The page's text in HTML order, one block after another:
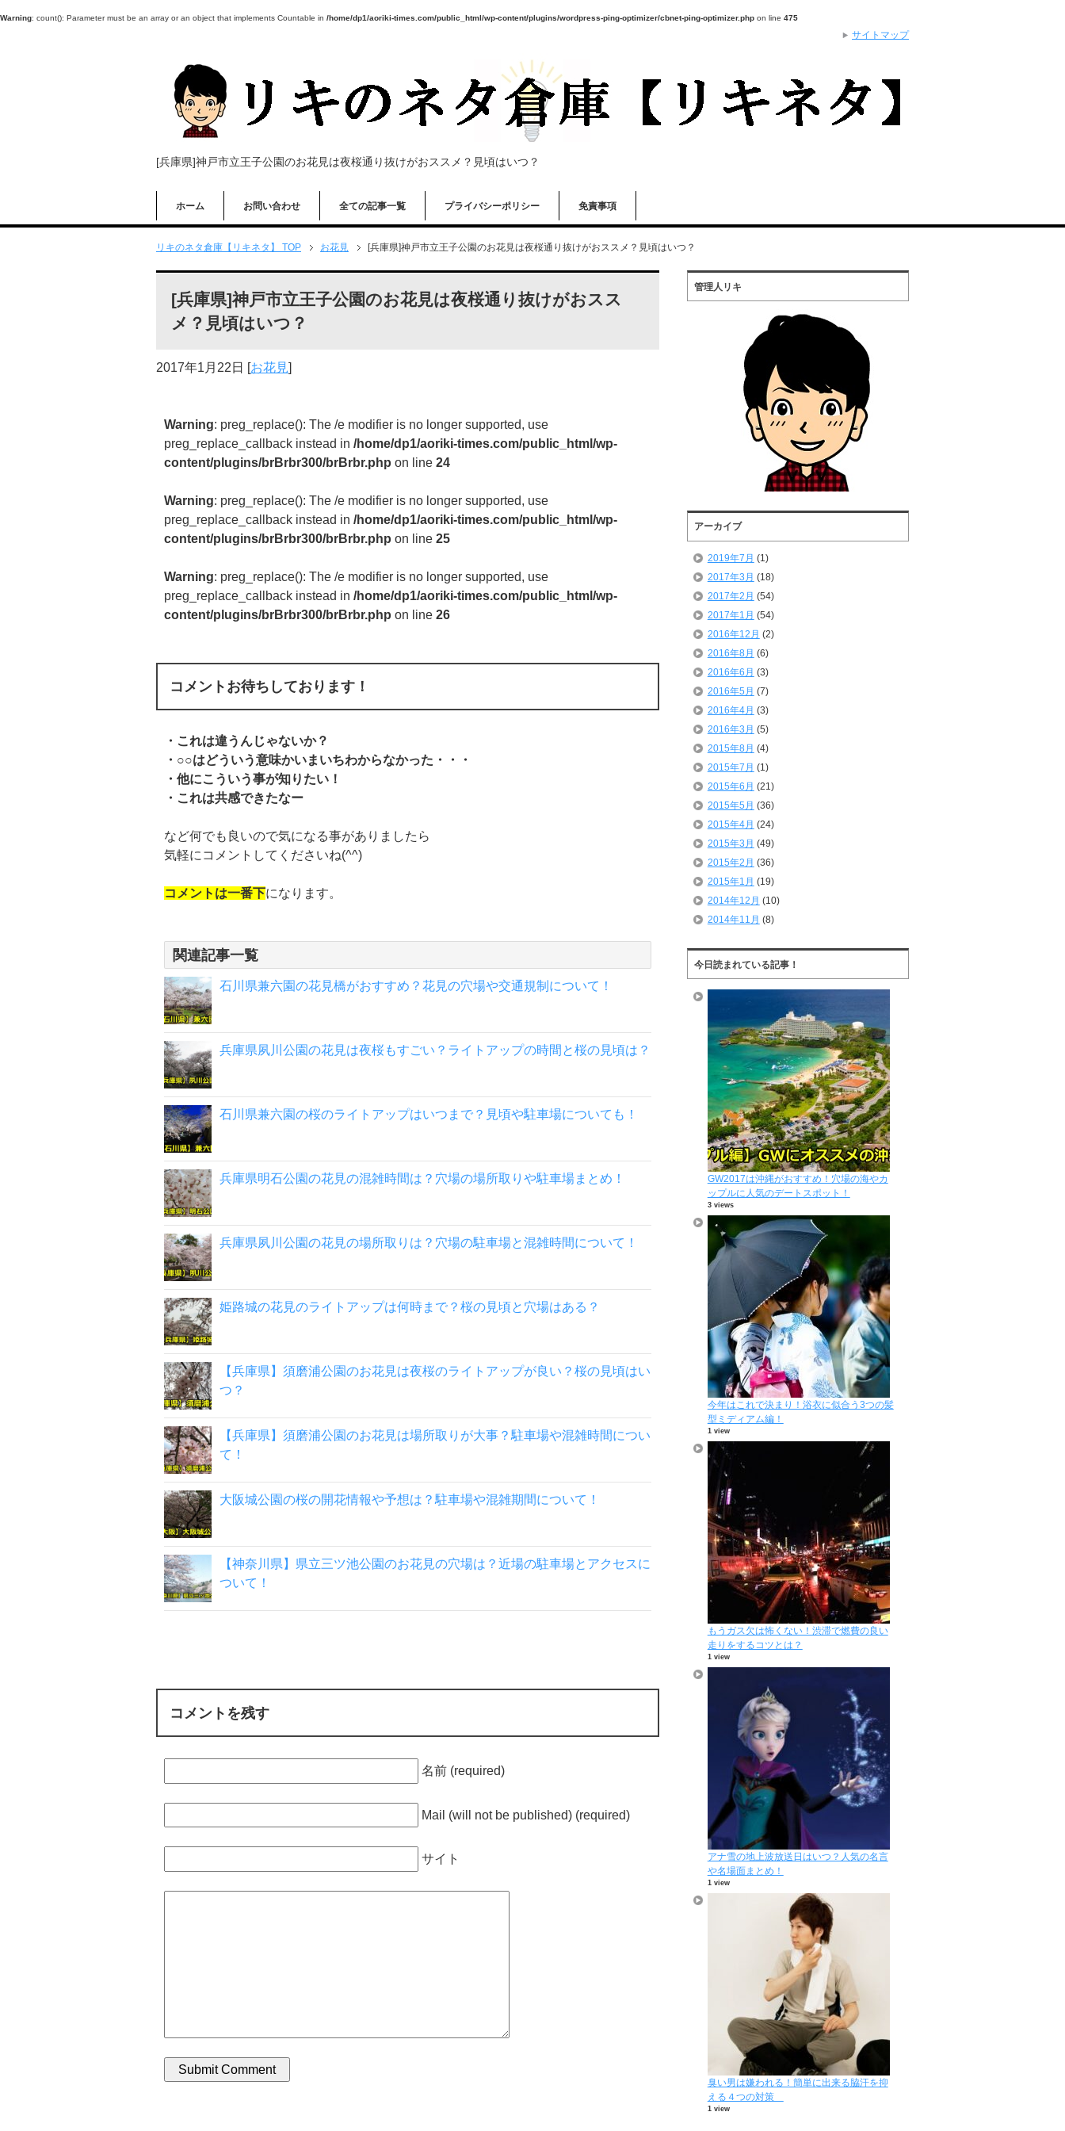
Warning: count(): Parameter must be an array or an object that implements Countable in /home/dp1/aoriki-times.com/public_html/wp-content/plugins/wordpress-ping-optimizer/cbnet-ping-optimizer.php on line 475
[兵庫県]神戸市立王子公園のお花見は夜桜通り抜けがおススメ？見頃はいつ？
ホーム お問い合わせ 全ての記事一覧 プライバシーポリシー 免責事項
リキのネタ倉庫【リキネタ】 TOP お花見 [兵庫県]神戸市立王子公園のお花見は夜桜通り抜けがおススメ？見頃はいつ？
[兵庫県]神戸市立王子公園のお花見は夜桜通り抜けがおスス
メ？見頃はいつ？
2017年1月22日 [お花見]
Warning: preg_replace(): The /e modifier is no longer supported, use
preg_replace_callback instead in /home/dp1/aoriki-times.com/public_html/wp-
content/plugins/brBrbr300/brBrbr.php on line 24
Warning: preg_replace(): The /e modifier is no longer supported, use
preg_replace_callback instead in /home/dp1/aoriki-times.com/public_html/wp-
content/plugins/brBrbr300/brBrbr.php on line 25
Warning: preg_replace(): The /e modifier is no longer supported, use
preg_replace_callback instead in /home/dp1/aoriki-times.com/public_html/wp-
content/plugins/brBrbr300/brBrbr.php on line 26
コメントお待ちしております！
・これは違うんじゃないか？
・○○はどういう意味かいまいちわからなかった・・・
・他にこういう事が知りたい！
・これは共感できたなー
など何でも良いので気になる事がありましたら
気軽にコメントしてくださいね(^^)
コメントは一番下になります。
関連記事一覧
石川県兼六園の花見橋がおすすめ？花見の穴場や交通規制について！
兵庫県夙川公園の花見は夜桜もすごい？ライトアップの時間と桜の見頃は？
石川県兼六園の桜のライトアップはいつまで？見頃や駐車場についても！
兵庫県明石公園の花見の混雑時間は？穴場の場所取りや駐車場まとめ！
兵庫県夙川公園の花見の場所取りは？穴場の駐車場と混雑時間について！
姫路城の花見のライトアップは何時まで？桜の見頃と穴場はある？
【兵庫県】須磨浦公園のお花見は夜桜のライトアップが良い？桜の見頃はい
つ？
【兵庫県】須磨浦公園のお花見は場所取りが大事？駐車場や混雑時間につい
て！
大阪城公園の桜の開花情報や予想は？駐車場や混雑期間について！
【神奈川県】県立三ツ池公園のお花見の穴場は？近場の駐車場とアクセスに
ついて！
コメントを残す
名前 (required)
Mail (will not be published) (required)
サイト
管理人リキ
アーカイブ
2019年7月 (1)
2017年3月 (18)
2017年2月 (54)
2017年1月 (54)
2016年12月 (2)
2016年8月 (6)
2016年6月 (3)
2016年5月 (7)
2016年4月 (3)
2016年3月 (5)
2015年8月 (4)
2015年7月 (1)
2015年6月 (21)
2015年5月 (36)
2015年4月 (24)
2015年3月 (49)
2015年2月 (36)
2015年1月 (19)
2014年12月 (10)
2014年11月 (8)
今日読まれている記事！
GW2017は沖縄がおすすめ！穴場の海やカ
ップルに人気のデートスポット！
3 views
今年はこれで決まり！浴衣に似合う3つの髪
型ミディアム編！
1 view
もうガス欠は怖くない！渋滞で燃費の良い
走りをするコツとは？
1 view
アナ雪の地上波放送日はいつ？人気の名言
や名場面まとめ！
1 view
臭い男は嫌われる！簡単に出来る脇汗を抑
える４つの対策
1 view
サイトマップ